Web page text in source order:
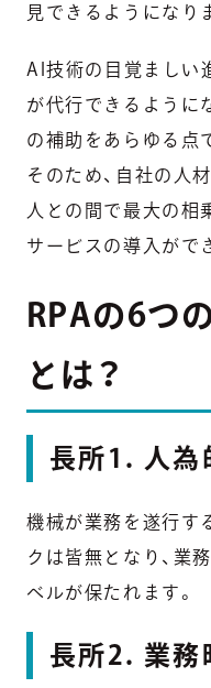
見できるようになり
AI技術の目覚ましい
が代行できるように
の補助をあらゆる点
そのため、自社の人
人との間で最大の相
サービスの導入がで
RPAの6つ
とは？
長所1. 人為
機械が業務を遂行す
クは皆無となり、業
ベルが保たれます。
長所2. 業務